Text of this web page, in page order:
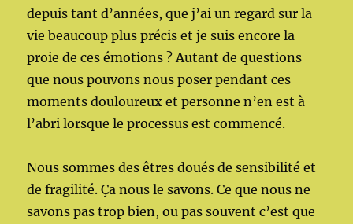
depuis tant d’années, que j’ai un regard sur la
vie beaucoup plus précis et je suis encore la
proie de ces émotions ? Autant de questions
que nous pouvons nous poser pendant ces
moments douloureux et personne n’en est à
l’abri lorsque le processus est commencé.
Nous sommes des êtres doués de sensibilité et
de fragilité. Ça nous le savons. Ce que nous ne
savons pas trop bien, ou pas souvent c’est que